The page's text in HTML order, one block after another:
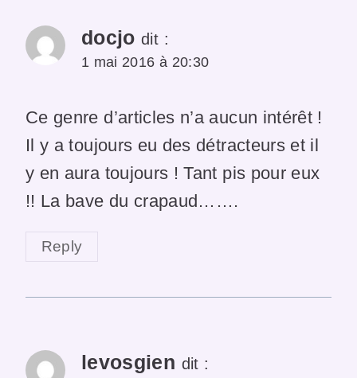
docjo dit :
1 mai 2016 à 20:30
Ce genre d’articles n’a aucun intérêt !
Il y a toujours eu des détracteurs et il
y en aura toujours ! Tant pis pour eux
!! La bave du crapaud…….
Reply
levosgien dit :